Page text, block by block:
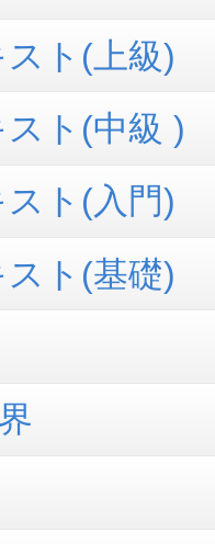
ト(上級)
ト(中級 )
ト(入門)
ト(基礎)